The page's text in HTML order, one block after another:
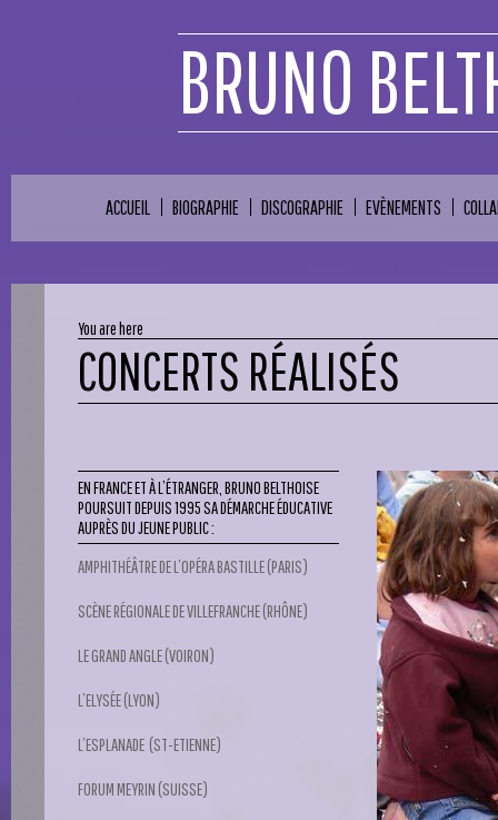
BRUNO
ACCUEIL BIOGRAPHIE DISCOGRAPHIE EVÈNEMENTS
You are here
CONCERTS RÉALISÉS
EN FRANCE ET À L’ÉTRANGER, BRUNO BELTHOISE
POURSUIT DEPUIS 1995 SA DÉMARCHE ÉDUCATIVE
AUPRÈS DU JEUNE PUBLIC :
AMPHITHÉÂTRE DE L’OPÉRA BASTILLE (PARIS)
SCÈNE RÉGIONALE DE VILLEFRANCHE (RHÔNE)
LE GRAND ANGLE (VOIRON)
L’ELYSÉE (LYON)
L’ESPLANADE (ST-ETIENNE)
FORUM MEYRIN (SUISSE)